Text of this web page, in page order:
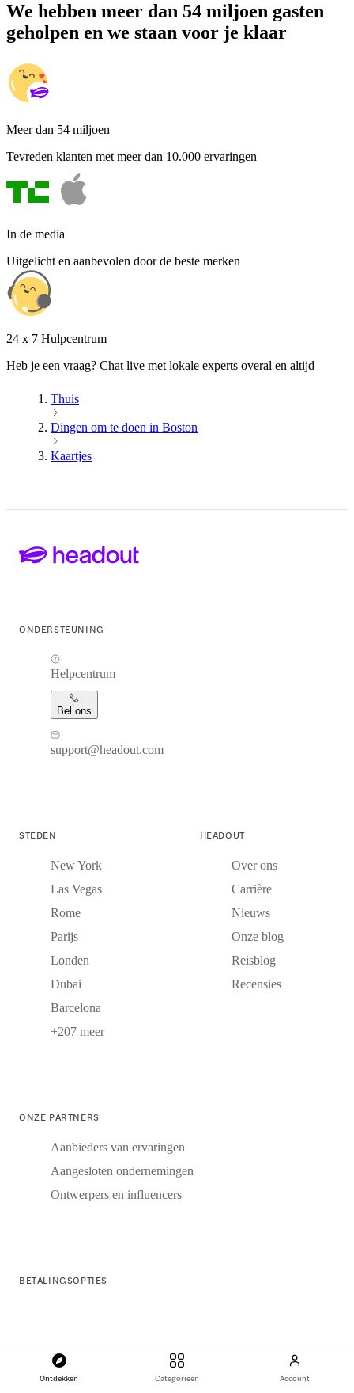
Ontdekken Categorieën Account
We hebben meer dan 54 miljoen gasten
geholpen en we staan voor je klaar
Meer dan 54 miljoen
Tevreden klanten met meer dan 10.000 ervaringen
In de media
Uitgelicht en aanbevolen door de beste merken
24 x 7 Hulpcentrum
Heb je een vraag? Chat live met lokale experts overal en altijd
Thuis
Dingen om te doen in Boston
Kaartjes
ONDERSTEUNING
Helpcentrum
Bel ons
support@headout.com
STEDEN
New York
Las Vegas
Rome
Parijs
Londen
Dubai
Barcelona
+207 meer
HEADOUT
Over ons
Carrière
Nieuws
Onze blog
Reisblog
Recensies
ONZE PARTNERS
Aanbieders van ervaringen
Aangesloten ondernemingen
Ontwerpers en influencers
BETALINGSOPTIES